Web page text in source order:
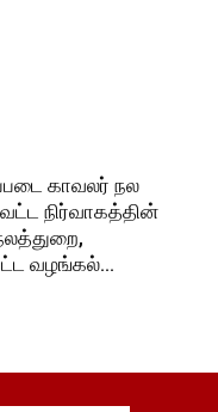
காவலர் நல
நிர்வாகத்தின்
வழங்கல்...